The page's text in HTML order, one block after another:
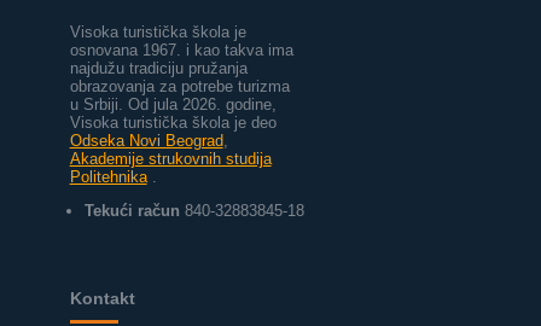
Visoka turistička škola je
osnovana 1967. i kao takva ima
najdužu tradiciju pružanja
obrazovanja za potrebe turizma
u Srbiji. Od jula 2026. godine,
Visoka turistička škola je deo
Odseka Novi Beograd
Akademije strukovnih studija
Politehnika
Tekući račun 840-32883845-18
Kontakt